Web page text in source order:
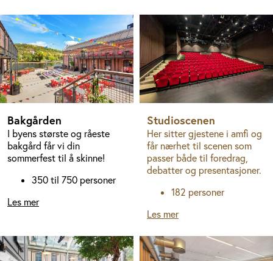
Bakgården
I byens største og råeste
bakgård får vi din
sommerfest til å skinne!
350 til 750 personer
Les mer
Studioscenen
Her sitter gjestene i amfi og
får nærhet til scenen som
passer både til foredrag,
debatter og presentasjoner.
182 personer
Les mer